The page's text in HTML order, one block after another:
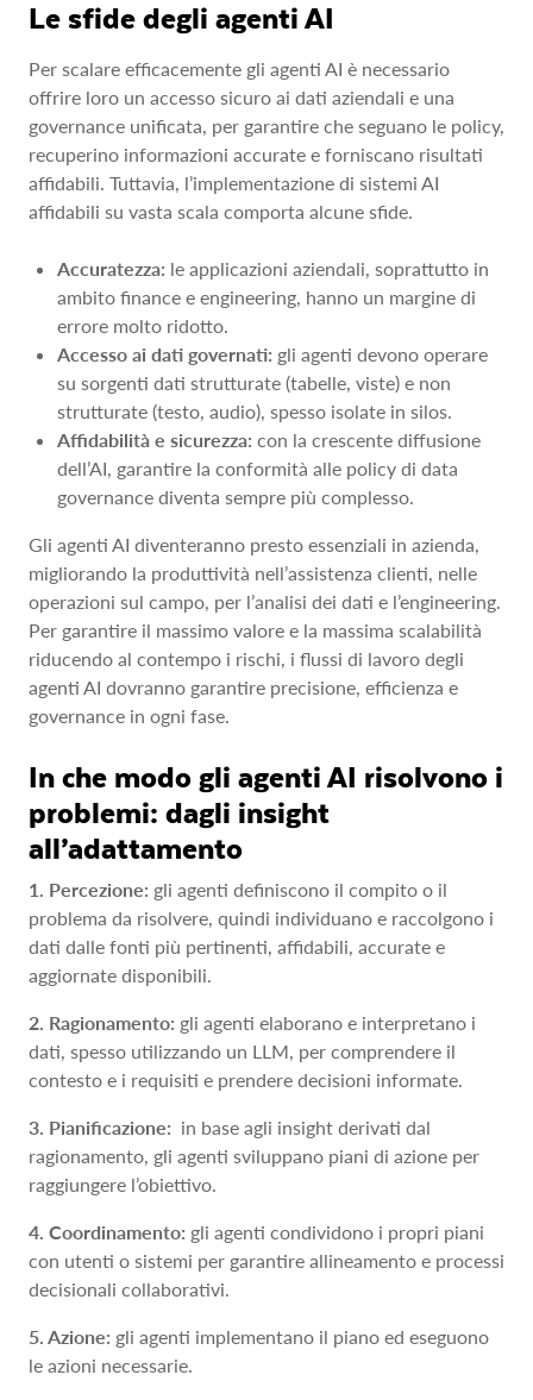
Le sfide degli agenti AI
Per scalare efficacemente gli agenti AI è necessario
offrire loro un accesso sicuro ai dati aziendali e una
governance unificata, per garantire che seguano le policy,
recuperino informazioni accurate e forniscano risultati
affidabili. Tuttavia, l’implementazione di sistemi AI
affidabili su vasta scala comporta alcune sfide.
Accuratezza: le applicazioni aziendali, soprattutto in
ambito finance e engineering, hanno un margine di
errore molto ridotto.
Accesso ai dati governati: gli agenti devono operare
su sorgenti dati strutturate (tabelle, viste) e non
strutturate (testo, audio), spesso isolate in silos.
Affidabilità e sicurezza: con la crescente diffusione
dell’AI, garantire la conformità alle policy di data
governance diventa sempre più complesso.
Gli agenti AI diventeranno presto essenziali in azienda,
migliorando la produttività nell’assistenza clienti, nelle
operazioni sul campo, per l’analisi dei dati e l’engineering.
Per garantire il massimo valore e la massima scalabilità
riducendo al contempo i rischi, i flussi di lavoro degli
agenti AI dovranno garantire precisione, efficienza e
governance in ogni fase.
In che modo gli agenti AI risolvono i
problemi: dagli insight
all’adattamento
1. Percezione: gli agenti definiscono il compito o il
problema da risolvere, quindi individuano e raccolgono i
dati dalle fonti più pertinenti, affidabili, accurate e
aggiornate disponibili.
2. Ragionamento: gli agenti elaborano e interpretano i
dati, spesso utilizzando un LLM, per comprendere il
contesto e i requisiti e prendere decisioni informate.
3. Pianificazione: in base agli insight derivati dal
ragionamento, gli agenti sviluppano piani di azione per
raggiungere l’obiettivo.
4. Coordinamento: gli agenti condividono i propri piani
con utenti o sistemi per garantire allineamento e processi
decisionali collaborativi.
5. Azione: gli agenti implementano il piano ed eseguono
le azioni necessarie.